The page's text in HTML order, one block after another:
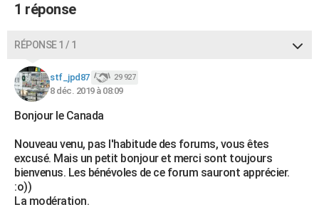
1 réponse
RÉPONSE 1 / 1
stf_jpd87 29 927
8 déc. 2019 à 08:09
Bonjour le Canada
Nouveau venu, pas l'habitude des forums, vous êtes
excusé. Mais un petit bonjour et merci sont toujours
bienvenus. Les bénévoles de ce forum sauront apprécier.
:o))
La modération.